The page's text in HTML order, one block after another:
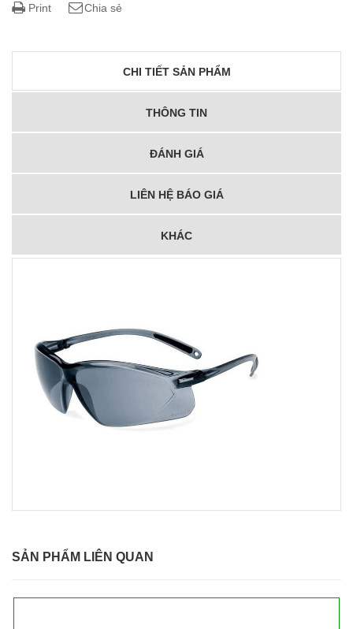
Print Chia sẻ
CHI TIẾT SẢN PHẨM
THÔNG TIN
ĐÁNH GIÁ
LIÊN HỆ BÁO GIÁ
KHÁC
SẢN PHẨM LIÊN QUAN